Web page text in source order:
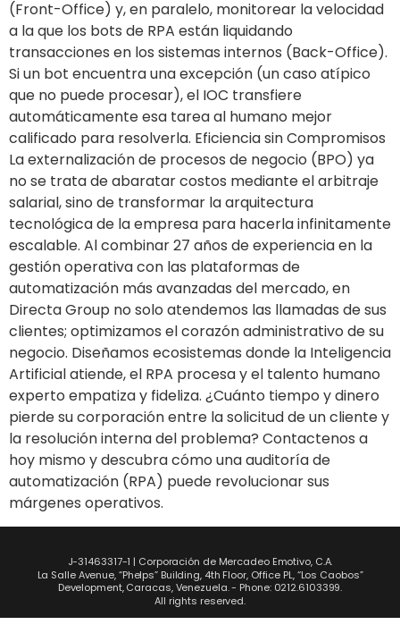
(Front-Office) y, en paralelo, monitorear la velocidad
a la que los bots de RPA están liquidando
transacciones en los sistemas internos (Back-Office).
Si un bot encuentra una excepción (un caso atípico
que no puede procesar), el IOC transfiere
automáticamente esa tarea al humano mejor
calificado para resolverla. Eficiencia sin Compromisos
La externalización de procesos de negocio (BPO) ya
no se trata de abaratar costos mediante el arbitraje
salarial, sino de transformar la arquitectura
tecnológica de la empresa para hacerla infinitamente
escalable. Al combinar 27 años de experiencia en la
gestión operativa con las plataformas de
automatización más avanzadas del mercado, en
Directa Group no solo atendemos las llamadas de sus
clientes; optimizamos el corazón administrativo de su
negocio. Diseñamos ecosistemas donde la Inteligencia
Artificial atiende, el RPA procesa y el talento humano
experto empatiza y fideliza. ¿Cuánto tiempo y dinero
pierde su corporación entre la solicitud de un cliente y
la resolución interna del problema? Contactenos a
hoy mismo y descubra cómo una auditoría de
automatización (RPA) puede revolucionar sus
márgenes operativos.
J-31463317-1 | Corporación de Mercadeo Emotivo, C.A.
La Salle Avenue, “Phelps” Building, 4th Floor, Office PL, “Los Caobos”
Development, Caracas, Venezuela. - Phone: 0212.6103399.
All rights reserved.